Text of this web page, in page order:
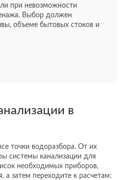
при невозможности
Выбор должен
объеме бытовых стоков и
в
точки водоразбора. От их
системы канализации для
необходимых приборов,
а затем переходите к расчетам: